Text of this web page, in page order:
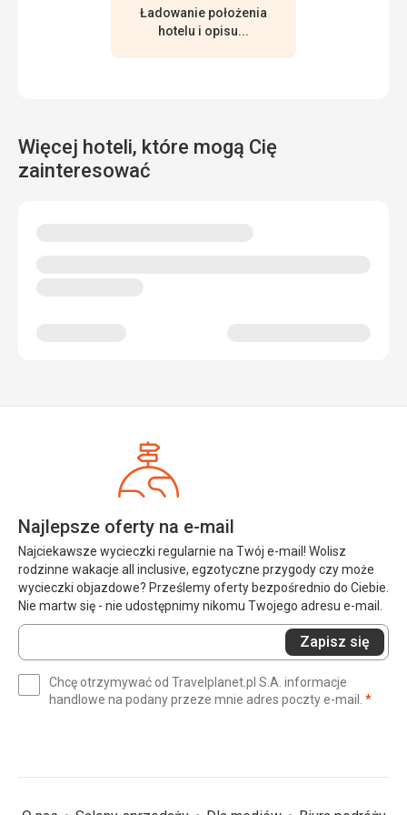
znajdującego się na terenie hotelu, Muzyka i imprezy
trwają codziennie do 3-4 nad ranem, brak możliwości
wypoczynku. Większość pokoi nie posiada balkonu i nie ma
położona tuż obok, czynny od rana do świtu następnego
dnia. Fajna rzecz dla osób, które nie mieszkają w hotelu
tylko przychodzą na plażę, basen i do baru
Ładowanie położenia
hotelu i opisu...
Więcej hoteli, które mogą Cię
zainteresować
Najlepsze oferty na e-mail
Najciekawsze wycieczki regularnie na Twój e-mail! Wolisz
rodzinne wakacje all inclusive, egzotyczne przygody czy może
wycieczki objazdowe? Prześlemy oferty bezpośrednio do Ciebie.
Nie martw się - nie udostępnimy nikomu Twojego adresu e-mail.
Wprowadź
swój
(wymagane)
Zapisz się
Chcę otrzymywać od Travelplanet.pl S.A. informacje
handlowe na podany przeze mnie adres poczty e-mail. *